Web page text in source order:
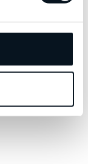
kan komma att